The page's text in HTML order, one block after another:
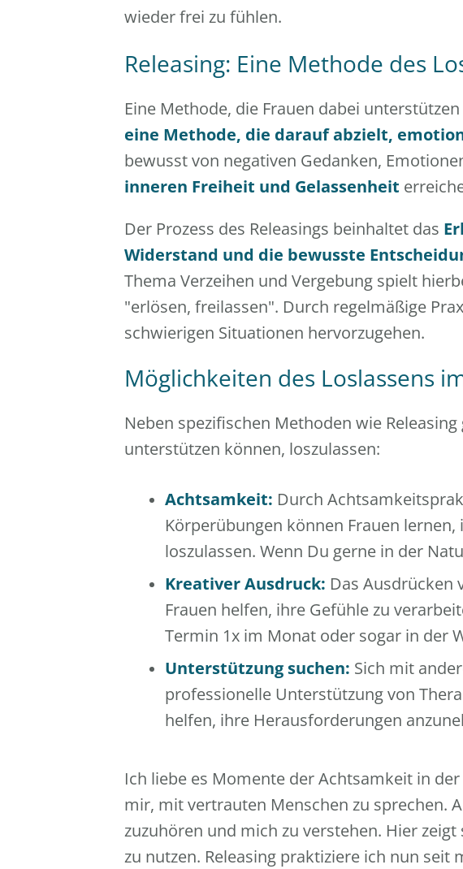
wieder frei zu fühlen.
Releasing: Eine Methode des
Eine Methode, die Frauen dabei
eine Methode, die darauf abzielt,
bewusst von negativen Gedanken,
inneren Freiheit und Gelassenheit
Der Prozess des Releasings beinhaltet das
Widerstand und die bewusste
Thema Verzeihen und Vergebung spielt
"erlösen, freilassen". Durch regelmäßige
schwierigen Situationen hervorzugehen.
Möglichkeiten des Loslassens
Neben spezifischen Methoden wie
unterstützen können, loszulassen:
Achtsamkeit: Durch
Körperübungen können Frauen
loszulassen. Wenn Du gerne in der
Kreativer Ausdruck: Das Ausdrücken
Frauen helfen, ihre Gefühle zu
Termin 1x im Monat oder sogar in der
Unterstützung suchen: Sich mit
professionelle Unterstützung von
helfen, ihre Herausforderungen
Ich liebe es Momente der Achtsamkeit in
mir, mit vertrauten Menschen zu sprechen.
zuzuhören und mich zu verstehen. Hier
zu nutzen. Releasing praktiziere ich nun seit